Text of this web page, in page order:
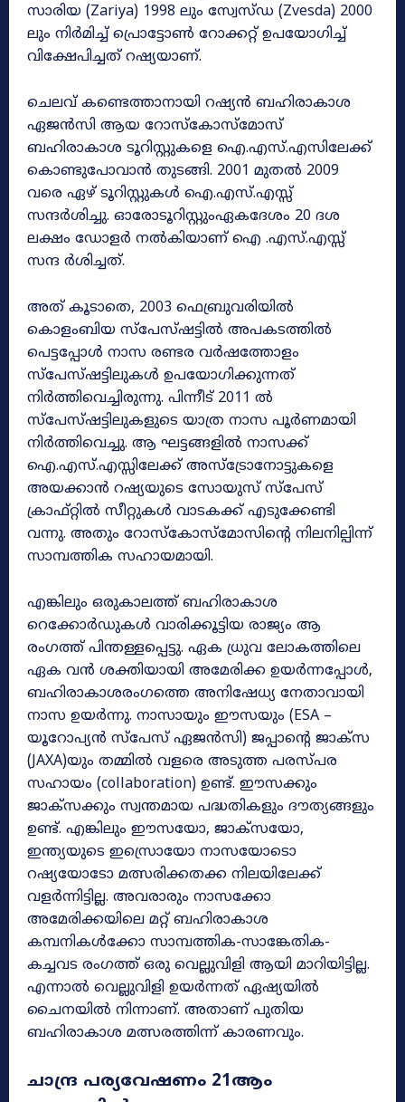
സാരിയ (Zariya) 1998 ലും സ്വേസ്ഡ (Zvesda) 2000
ലും നിർമിച്ച് പ്രൊട്ടോൺ റോക്കറ്റ് ഉപയോഗിച്ച്
വിക്ഷേപിച്ചത് റഷ്യയാണ്.
ചെലവ് കണ്ടെത്താനായി റഷ്യൻ ബഹിരാകാശ
ഏജൻസി ആയ റോസ്കോസ്മോസ്
ബഹിരാകാശ ടൂറിസ്റ്റുകളെ ഐ.എസ്.എസിലേക്ക്
കൊണ്ടുപോവാൻ തുടങ്ങി. 2001 മുതൽ 2009
വരെ ഏഴ് ടൂറിസ്റ്റുകൾ ഐ.എസ്.എസ്സ്
സന്ദർശിച്ചു. ഓരോടൂറിസ്റ്റുംഏകദേശം 20 ദശ
ലക്ഷം ഡോളർ നൽകിയാണ് ഐ .എസ്.എസ്സ്
സന്ദ ർശിച്ചത്.
അത് കൂടാതെ, 2003 ഫെബ്രുവരിയിൽ
കൊളംബിയ സ്പേസ്ഷട്ടിൽ അപകടത്തിൽ
പെട്ടപ്പോൾ നാസ രണ്ടര വർഷത്തോളം
സ്പേസ്ഷട്ടിലുകൾ ഉപയോഗിക്കുന്നത്
നിർത്തിവെച്ചിരുന്നു. പിന്നീട് 2011 ൽ
സ്പേസ്ഷട്ടിലുകളുടെ യാത്ര നാസ പൂർണമായി
നിർത്തിവെച്ചു. ആ ഘട്ടങ്ങളിൽ നാസക്ക്
ഐ.എസ്.എസ്സിലേക്ക് അസ്ട്രോനോട്ടുകളെ
അയക്കാൻ റഷ്യയുടെ സോയുസ് സ്പേസ്
ക്രാഫ്റ്റിൽ സീറ്റുകൾ വാടകക്ക് എടുക്കേണ്ടി
വന്നു. അതും റോസ്കോസ്മോസിന്റെ നിലനില്പിന്ന്
സാമ്പത്തിക സഹായമായി.
എങ്കിലും ഒരുകാലത്ത് ബഹിരാകാശ
റെക്കോർഡുകൾ വാരിക്കൂട്ടിയ രാജ്യം ആ
രംഗത്ത് പിന്തള്ളപ്പെട്ടു. ഏക ധ്രുവ ലോകത്തിലെ
ഏക വൻ ശക്തിയായി അമേരിക്ക ഉയർന്നപ്പോൾ,
ബഹിരാകാശരംഗത്തെ അനിഷേധ്യ നേതാവായി
നാസ ഉയർന്നു. നാസായും ഈസയും (ESA –
യൂറോപ്യൻ സ്പേസ് ഏജൻസി) ജപ്പാന്റെ ജാക്സ
(JAXA)യും തമ്മിൽ വളരെ അടുത്ത പരസ്പര
സഹായം (collaboration) ഉണ്ട്. ഈസക്കും
ജാക്സക്കും സ്വന്തമായ പദ്ധതികളും ദൗത്യങ്ങളും
ഉണ്ട്. എങ്കിലും ഈസയോ, ജാക്സയോ,
ഇന്ത്യയുടെ ഇസ്രൊയോ നാസയോടൊ
റഷ്യയോടോ മത്സരിക്കതക്ക നിലയിലേക്ക്
വളർന്നിട്ടില്ല. അവരാരും നാസക്കോ
അമേരിക്കയിലെ മറ്റ് ബഹിരാകാശ
കമ്പനികൾക്കോ സാമ്പത്തിക-സാങ്കേതിക-
കച്ചവട രംഗത്ത് ഒരു വെല്ലുവിളി ആയി മാറിയിട്ടില്ല.
എന്നാൽ വെല്ലുവിളി ഉയർന്നത് ഏഷ്യയിൽ
ചൈനയിൽ നിന്നാണ്. അതാണ് പുതിയ
ബഹിരാകാശ മത്സരത്തിന്ന് കാരണവും.
ചാന്ദ്ര പര്യവേഷണം 21ആം